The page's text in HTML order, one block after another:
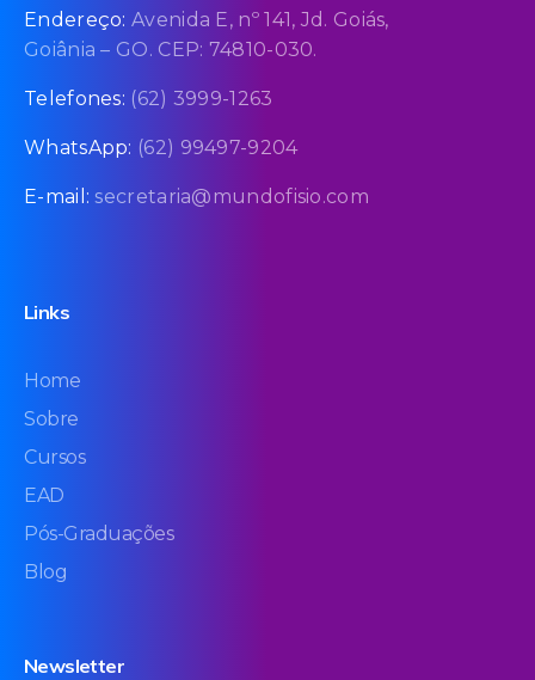
Endereço:Avenida E, nº 141, Jd. Goiás,
Goiânia – GO. CEP: 74810-030.
Telefones: (62) 3999-1263
WhatsApp: (62) 99497-9204
E-mail: secretaria@mundofisio.com
Links
Home
Sobre
Cursos
EAD
Pós-Graduações
Blog
Newsletter